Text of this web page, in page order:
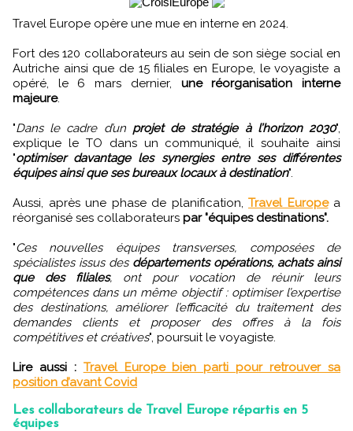
Travel Europe opère une mue en interne en 2024.
Fort des 120 collaborateurs au sein de son siège social en
Autriche ainsi que de 15 filiales en Europe, le voyagiste a
opéré, le 6 mars dernier, une réorganisation interne
majeure.
"Dans le cadre d’un projet de stratégie à l’horizon 2030",
explique le TO dans un communiqué, il souhaite ainsi
"optimiser davantage les synergies entre ses différentes
équipes ainsi que ses bureaux locaux à destination".
Aussi, après une phase de planification, Travel Europea
réorganisé ses collaborateurs par "équipes destinations".
"Ces nouvelles équipes transverses, composées de
spécialistes issus des départements opérations, achats ainsi
que des filiales, ont pour vocation de réunir leurs
compétences dans un même objectif : optimiser l’expertise
des destinations, améliorer l’efficacité du traitement des
demandes clients et proposer des offres à la fois
compétitives et créatives", poursuit le voyagiste.
Lire aussi : Travel Europe bien parti pour retrouver sa
position d’avant Covid
Les collaborateurs de Travel Europe répartis en 5
équipes